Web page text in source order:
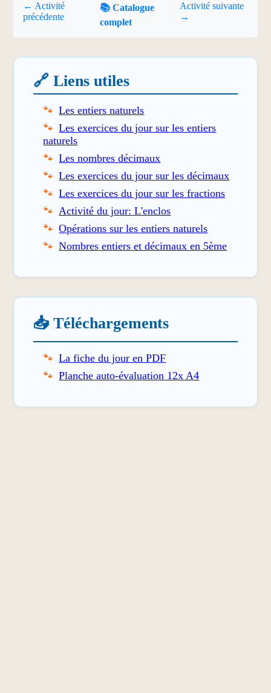
← Activité
précédente
📚 Catalogue
complet
Activité suivante
→
🔗 Liens utiles
Les entiers naturels
Les exercices du jour sur les entiers
naturels
Les nombres décimaux
Les exercices du jour sur les décimaux
Les exercices du jour sur les fractions
Activité du jour: L'enclos
Opérations sur les entiers naturels
Nombres entiers et décimaux en 5ème
📥 Téléchargements
La fiche du jour en PDF
Planche auto-évaluation 12x A4